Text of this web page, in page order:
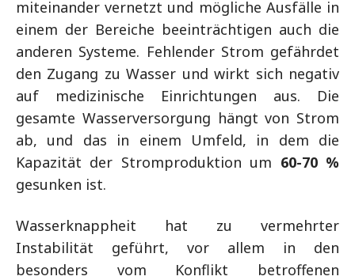
miteinander vernetzt und mögliche Ausfälle in
einem der Bereiche beeinträchtigen auch die
anderen Systeme. Fehlender Strom gefährdet
den Zugang zu Wasser und wirkt sich negativ
auf medizinische Einrichtungen aus. Die
gesamte Wasserversorgung hängt von Strom
ab, und das in einem Umfeld, in dem die
Kapazität der Stromproduktion um 60-70 %
gesunken ist.
Wasserknappheit hat zu vermehrter
Instabilität geführt, vor allem in den
besonders vom Konflikt betroffenen